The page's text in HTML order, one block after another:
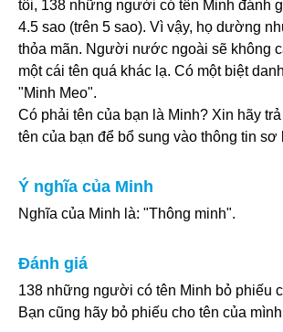
tôi, 138 những người có tên Minh đánh
4.5 sao (trên 5 sao). Vì vậy, họ dường
thỏa mãn. Người nước ngoài sẽ không
một cái tên quá khác lạ. Có một biệt
"Minh Meo".
Có phải tên của bạn là Minh? Xin hãy
tên của bạn để bổ sung vào thông tin sơ
Ý nghĩa của Minh
Nghĩa của Minh là: "Thông minh".
Đánh giá
138 những người có tên Minh bỏ phiếu
Bạn cũng hãy bỏ phiếu cho tên của